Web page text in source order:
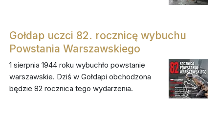
Gołdap uczci 82. rocznicę wybuchu
Powstania Warszawskiego
1 sierpnia 1944 roku wybuchło powstanie
warszawskie. Dziś w Gołdapi obchodzona
będzie 82 rocznica tego wydarzenia.